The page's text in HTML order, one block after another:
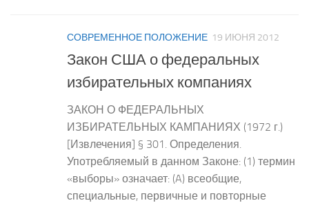
СОВРЕМЕННОЕ ПОЛОЖЕНИЕ 19 ИЮНЯ 2012
Закон США о федеральных
избирательных компаниях
ЗАКОН О ФЕДЕРАЛЬНЫХ
ИЗБИРАТЕЛЬНЫХ КАМПАНИЯХ (1972 г.)
[Извлечения] § 301. Определения.
Употребляемый в данном Законе: (1) термин
«выборы» означает: (A) всеобщие,
специальные, первичные и повторные